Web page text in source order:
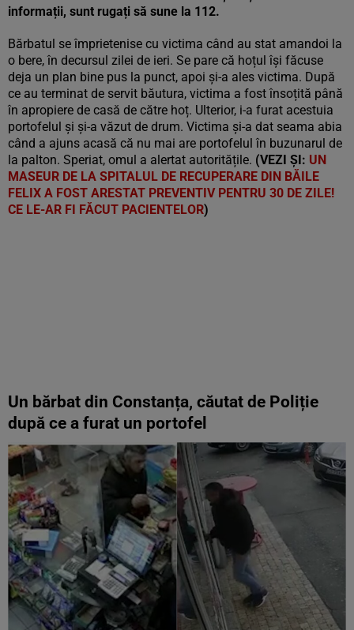
informații, sunt rugați să sune la 112.
Bărbatul se împrietenise cu victima când au stat amandoi la
o bere, în decursul zilei de ieri. Se pare că hoțul își făcuse
deja un plan bine pus la punct, apoi și-a ales victima. După
ce au terminat de servit băutura, victima a fost însoțită până
în apropiere de casă de către hoț. Ulterior, i-a furat acestuia
portofelul și și-a văzut de drum. Victima și-a dat seama abia
când a ajuns acasă că nu mai are portofelul în buzunarul de
la palton. Speriat, omul a alertat autoritățile. (VEZI ȘI: UN
MASEUR DE LA SPITALUL DE RECUPERARE DIN BĂILE
FELIX A FOST ARESTAT PREVENTIV PENTRU 30 DE ZILE!
CE LE-AR FI FĂCUT PACIENTELOR)
Un bărbat din Constanța, căutat de Poliție
după ce a furat un portofel